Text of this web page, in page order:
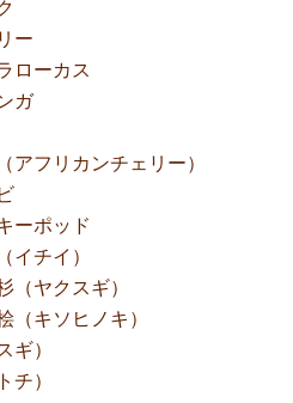
ー
ローカス
ガ
アフリカンチェリー）
ーポッド
イチイ）
（ヤクスギ）
（キソヒノキ）
ギ）
チ）